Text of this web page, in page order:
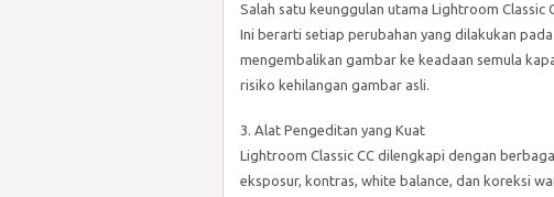
Salah satu keunggulan utama Lightroom
Ini berarti setiap perubahan yang dilakukan
mengembalikan gambar ke keadaan semula
risiko kehilangan gambar asli.
3. Alat Pengeditan yang Kuat
Lightroom Classic CC dilengkapi dengan
eksposur, kontras, white balance, dan koreksi